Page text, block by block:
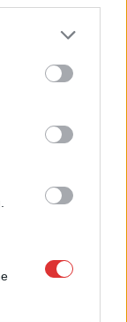
more Google
may click to
party tags to
below Google
részlegesen
is meghaladó
képest,
habos isler?